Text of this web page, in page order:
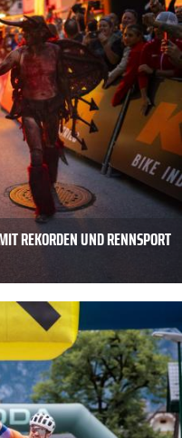
REKORDEN UND RENNSPORT